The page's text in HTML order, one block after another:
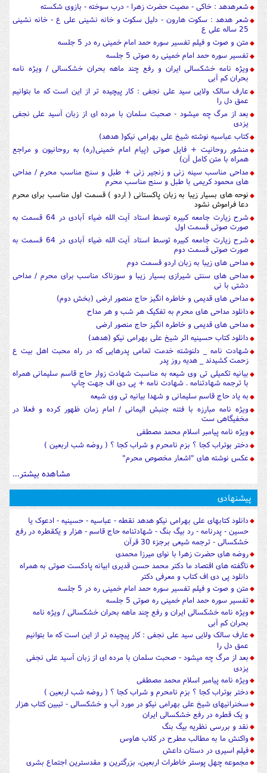
شعرهدهد : خاکی - مصیت حضرت زهرا - درب سوخته - بازوی شکسته
شعر هدهد : سکوت هارون - دلیل سکوت و خانه نشینی علی ع - خانه نشینی
25 ساله علی ع
متن و صوت و فیلم تفسیر سوره حمد امام خمینی ره در 5 جلسه
تفسیر سوره حمد امام خمینی ره صوتی 5 جلسه
ویژه نامه خشکسالی ایران و رفع چند ماهه بحران خشکسالی / ویژه نامه
بحران کم آبی
عارف سالک ولایی سید علی نجفی : کار پیچیده تر از این است که ما بتوانیم
عمق دل را
بعد از مرگ چه میشود - صحبت سلمان با مرده ای از زبان آسید علی نجفی
یزدی
کتاب عباسیه نوشته شیخ علی بهرامی نیکو( هدهد)
منشور روحانیت + فایل صوتی (پیام امام خمینی(ره) به روحانیون و مراجع
همراه با متن کامل آن)
مداحی مناسب سینه زنی و زنجیر زنی + طبل و سنج مناسب محرم / مداحی
های محمود کریمی با طبل و سنج مناسب محرم
نوحه های بسیار زیبا به زبان پاکستانی ( اردو ) قسمت اول مناسب برای محرم
دعا فراموش نشود
شرح زیارت جامعه کبیره توسط استاد آیت الله ضیاء آبادی در 64 قسمت به
صورت صوتی قسمت اول
شرح زیارت جامعه کبیره توسط استاد آیت الله ضیاء آبادی در 64 قسمت به
صورت صوتی قسمت دوم
مداحی های زیبا به زبان اردو قسمت دوم
مداحی های سنتی شیرازی بسیار زیبا و سوزناک مناسب برای محرم / مداحی
دشتی با نی
مداحی های قدیمی و خاطره انگیز حاج منصور ارضی (بخش دوم)
دانلود مداحی های محرم به تفکیک هر شب و هر مداح
مداحی های قدیمی و خاطره انگیز حاج منصور ارضی
دانلود کتاب حسینیه اثر شیخ علی بهرامی نیکو (هدهد)
شهادت نامه _ دلنوشته خدمت تمامی پدرهایی که در راه محبت اهل بیت ع
زحمت کشیدند _ هدیه روز پدر
بیانیه تکمیلی تی وی شیعه به مناسبت شهادت زوار حاج قاسم سلیمانی همراه
با ترجمه شهادتنامه . شهادت نامه + پی دی اف جهت چاپ
به یاد حاج قاسم سلیمانی و شهدا بیانیه تی وی شیعه
ویژه نامه مبارزه با فتنه جنبش الیمانی / امام زمان ظهور کرده و فعلا در
مخفیگاهی ست
ویژه نامه پیامبر اسلام محمد مصطفی
دختر بوتراب کجا ؟ بزم نامحرم و شراب کجا ؟ ( روضه شب اربعین )
عکس نوشته های "اشعار مخصوص محرم"
مشاهده بیشتر...
پیشنهادی
دانلود کتابهای علی بهرامی نیکو هدهد نقطه - عباسیه - حسینیه - ادعوک یا
حسین - پدرنامه - رد بیگ بنگ - شهادتنامه حاج قاسم - هزار و یکقطره در رفع
خشکسالی - ترجمه شیعی برجزء 30 قرآن
روضه های حضرت زهرا با نوای میرزا محمدی
ناگفته های اقتصاد ما دکتر محمد حسن قدیری ابیانه پادکست صوتی به همراه
دانلود پی دی اف کتاب و معرفی دکتر
متن و صوت و فیلم تفسیر سوره حمد امام خمینی ره در 5 جلسه
تفسیر سوره حمد امام خمینی ره صوتی 5 جلسه
ویژه نامه خشکسالی ایران و رفع چند ماهه بحران خشکسالی / ویژه نامه
بحران کم آبی
عارف سالک ولایی سید علی نجفی : کار پیچیده تر از این است که ما بتوانیم
عمق دل را
بعد از مرگ چه میشود - صحبت سلمان با مرده ای از زبان آسید علی نجفی
یزدی
ویژه نامه پیامبر اسلام محمد مصطفی
دختر بوتراب کجا ؟ بزم نامحرم و شراب کجا ؟ ( روضه شب اربعین )
سخنرانیهای شیخ علی بهرامی نیکو در مورد آب و خشکسالی - تببین کتاب هزار
و یک قطره در رفع خشکسالی ایران
نقد و بررسی نظریه بیگ بنگ
واکنش ما به مطالب مطرح در کلاب هاوس
فیلم اسیری در دستان داعش
مجموعه چهل پوستر خاطرات اربعین، بزرگترین و مقدسترین اجتماع بشری